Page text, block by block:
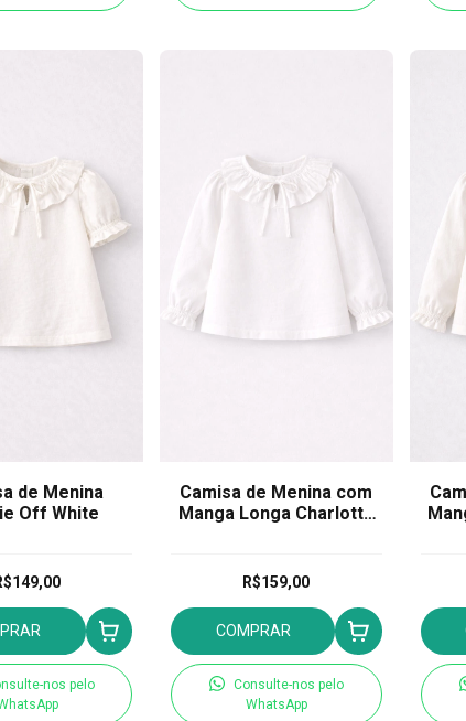
de Menina
Off White
nos pelo
Camisa de Menina com
Manga Longa Charlotte
R$159,00
COMPRAR
Consulte-nos pelo
WhatsApp